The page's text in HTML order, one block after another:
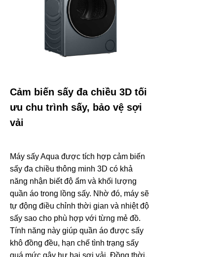
Cảm biến sấy đa chiều 3D tối
ưu chu trình sấy, bảo vệ sợi
vải
Máy sấy Aqua được tích hợp cảm biến
sấy đa chiều thông minh 3D có khả
năng nhận biết độ ẩm và khối lượng
quần áo trong lồng sấy. Nhờ đó, máy sẽ
tự động điều chỉnh thời gian và nhiệt độ
sấy sao cho phù hợp với từng mẻ đồ.
Tính năng này giúp quần áo được sấy
khô đồng đều, hạn chế tình trạng sấy
quá mức gây hư hại sợi vải. Đồng thời,